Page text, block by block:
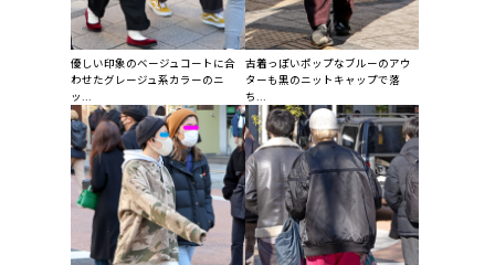
優しい印象のベージュコートに合
わせたグレージュ系カラーのニ
ッ...
古着っぽいポップなブルーのアウ
ターも黒のニットキャップで落
ち...